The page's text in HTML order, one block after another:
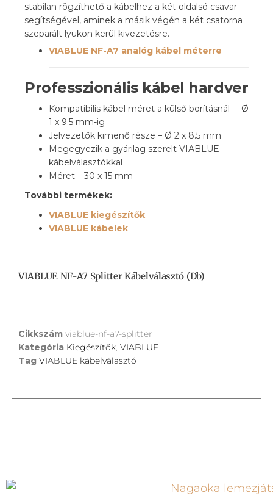
stabilan rögzíthető a kábelhez a két oldalsó csavar
segítségével, aminek a másik végén a két csatorna
szeparált lyukon kerül kivezetésre.
VIABLUE NF-A7 analóg kábel méterre
Professzionális kábel hardver
Kompatibilis kábel méret a külső borításnál – Ø
1 x 9.5 mm-ig
Jelvezetők kimenő része – Ø 2 x 8.5 mm
Megegyezik a gyárilag szerelt VIABLUE
kábelválasztókkal
Méret – 30 x 15 mm
További termékek:
VIABLUE kiegészítők
VIABLUE kábelek
VIABLUE NF-A7 Splitter Kábelválasztó (db)
Cikkszám viablue-nf-a7-splitter
Kategória Kiegészítők, VIABLUE
Tag VIABLUE kábelválasztó